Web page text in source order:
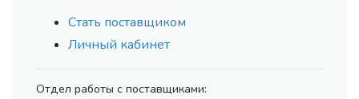
Стать поставщиком
Личный кабинет
Отдел работы с поставщиками: